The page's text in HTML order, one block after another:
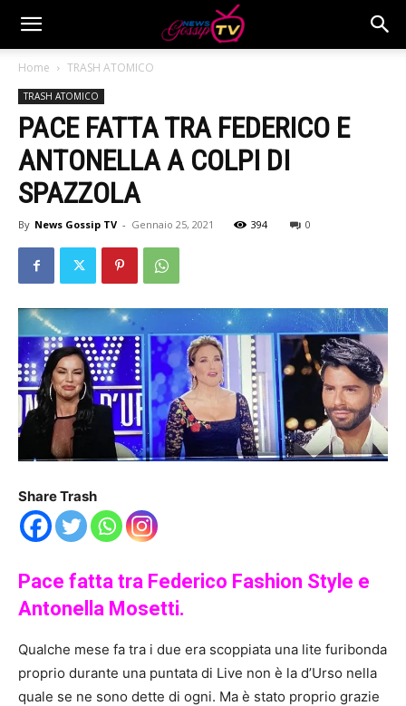
Home TRASH ATOMICO
TRASH ATOMICO
PACE FATTA TRA FEDERICO E
ANTONELLA A COLPI DI
SPAZZOLA
By News Gossip TV - Gennaio 25, 2021 394 0
Share Trash
Pace fatta tra Federico Fashion Style e
Antonella Mosetti.
Qualche mese fa tra i due era scoppiata una lite furibonda
proprio durante una puntata di Live non è la d’Urso nella
quale se ne sono dette di ogni. Ma è stato proprio grazie